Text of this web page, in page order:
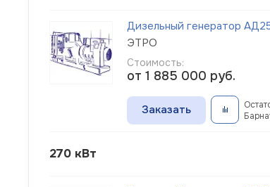
Дизельный генератор
ЭТРО
Стоимость:
от 1 885 000 руб.
Заказать
270 кВт